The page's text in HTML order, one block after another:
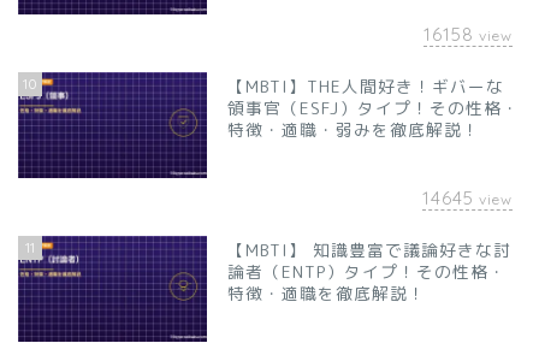
16158 view
10
【MBTI】THE人間好き！ギバーな
領事官（ESFJ）タイプ！その性格・
特徴・適職・弱みを徹底解説！
14645 view
11
【MBTI】 知識豊富で議論好きな討
論者（ENTP）タイプ！その性格・
特徴・適職を徹底解説！